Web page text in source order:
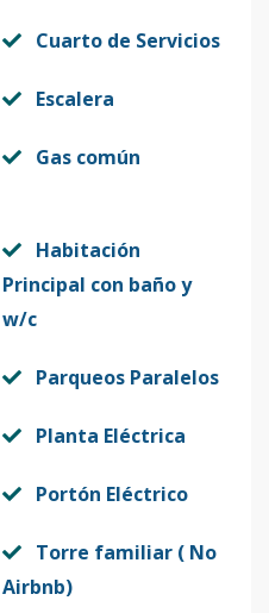
Cuarto de Servicios
Escalera
Gas común
Habitación
Principal con baño y
w/c
Parqueos Paralelos
Planta Eléctrica
Portón Eléctrico
Torre familiar ( No
Airbnb)